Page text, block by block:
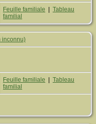
Feuille familiale
Tableau
familial
inconnu)
Feuille familiale
Tableau
familial